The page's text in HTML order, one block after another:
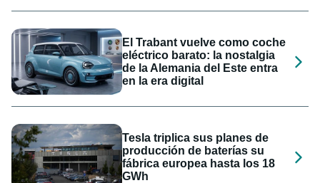
El Trabant vuelve como coche
eléctrico barato: la nostalgia
de la Alemania del Este entra
en la era digital
Tesla triplica sus planes de
producción de baterías su
fábrica europea hasta los 18
GWh